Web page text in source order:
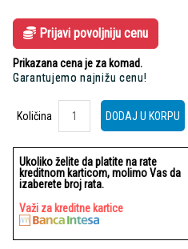
Prijavi povoljniju cenu
Prikazana cena je za komad.
Garantujemo najnižu cenu!
Količina
Količina
DODAJ U KORPU
Ukoliko želite da platite na rate
kreditnom karticom, molimo Vas da
izaberete broj rata.
Važi za kreditne kartice